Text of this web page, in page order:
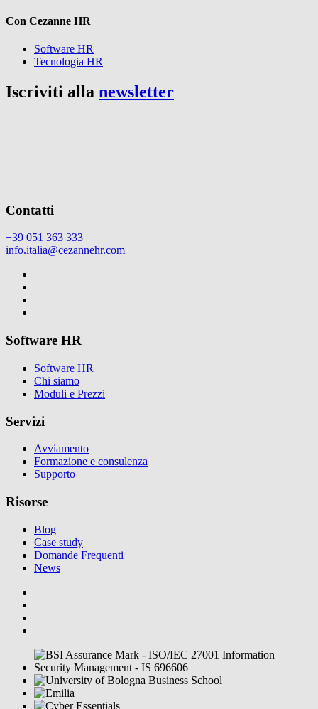
Con Cezanne HR
Software HR
Tecnologia HR
Iscriviti alla newsletter
Contatti
+39 051 363 333
info.italia@cezannehr.com
Software HR
Software HR
Chi siamo
Moduli e Prezzi
Servizi
Avviamento
Formazione e consulenza
Supporto
Risorse
Blog
Case study
Domande Frequenti
News